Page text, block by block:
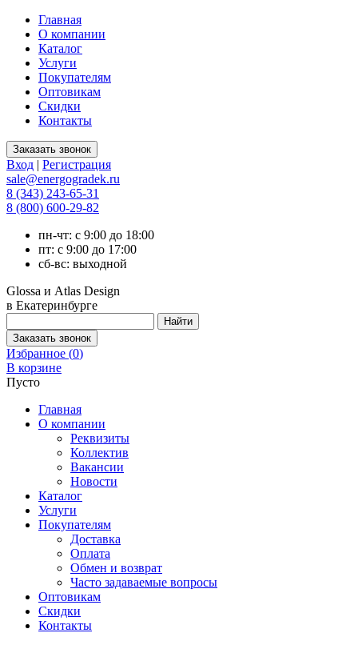
Главная
О компании
Каталог
Услуги
Покупателям
Оптовикам
Скидки
Контакты
Вход | Регистрация
sale@energogradek.ru
8 (343) 243-65-31
8 (800) 600-29-82
пн-чт: с 9:00 до 18:00
пт: с 9:00 до 17:00
сб-вс: выходной
Glossa и Atlas Design
в Екатеринбурге
Избранное (0)
В корзине
Пусто
Главная
О компании
Реквизиты
Коллектив
Вакансии
Новости
Каталог
Услуги
Покупателям
Доставка
Оплата
Обмен и возврат
Часто задаваемые вопросы
Оптовикам
Скидки
Контакты